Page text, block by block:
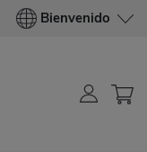
Bienvenido